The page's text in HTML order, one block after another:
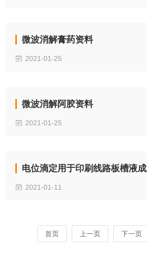
微波消解膏药资料
2021-01-25
微波消解阿胶资料
2021-01-25
电位滴定用于印刷线路板槽液成分分析
2021-01-11
首页 上一页 下一页